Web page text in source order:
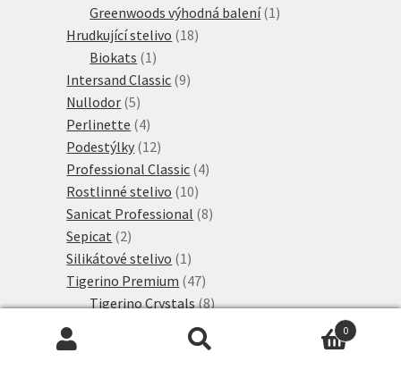
produkty
Greenwoods výhodná balení 1 1
Hrudkující stelivo 1818
Biokats 1 1
produkt
Intersand Classic 99
Nullodor 55
produktů
Perlinette 44
produkty
Podestýlky 1212
produktů
Professional Classic 44
Rostlinné stelivo 1010
produktů
Sanicat Professional 88
Sepicat 22
produkty
Silikátové stelivo 1 1
produkt
Tigerino Premium 4747
produktů
Tigerino Crystals 88
Tigerino Performance
Tigerino Plantbased
0